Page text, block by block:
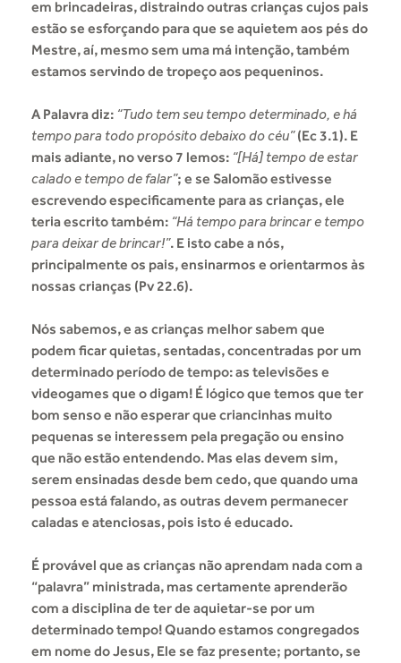
em brincadeiras, distraindo outras crianças cujos pais
estão se esforçando para que se aquietem aos pés do
Mestre, aí, mesmo sem uma má intenção, também
estamos servindo de tropeço aos pequeninos.
A Palavra diz: “Tudo tem seu tempo determinado, e há
tempo para todo propósito debaixo do céu”(Ec 3.1). E
mais adiante, no verso 7 lemos: “[Há] tempo de estar
calado e tempo de falar”; e se Salomão estivesse
escrevendo especificamente para as crianças, ele
teria escrito também: “Há tempo para brincar e tempo
para deixar de brincar!”. E isto cabe a nós,
principalmente os pais, ensinarmos e orientarmos às
nossas crianças (Pv 22.6).
Nós sabemos, e as crianças melhor sabem que
podem ficar quietas, sentadas, concentradas por um
determinado período de tempo: as televisões e
videogames que o digam! É lógico que temos que ter
bom senso e não esperar que criancinhas muito
pequenas se interessem pela pregação ou ensino
que não estão entendendo. Mas elas devem sim,
serem ensinadas desde bem cedo, que quando uma
pessoa está falando, as outras devem permanecer
caladas e atenciosas, pois isto é educado.
É provável que as crianças não aprendam nada com a
“palavra” ministrada, mas certamente aprenderão
com a disciplina de ter de aquietar-se por um
determinado tempo! Quando estamos congregados
em nome do Jesus, Ele se faz presente; portanto, se